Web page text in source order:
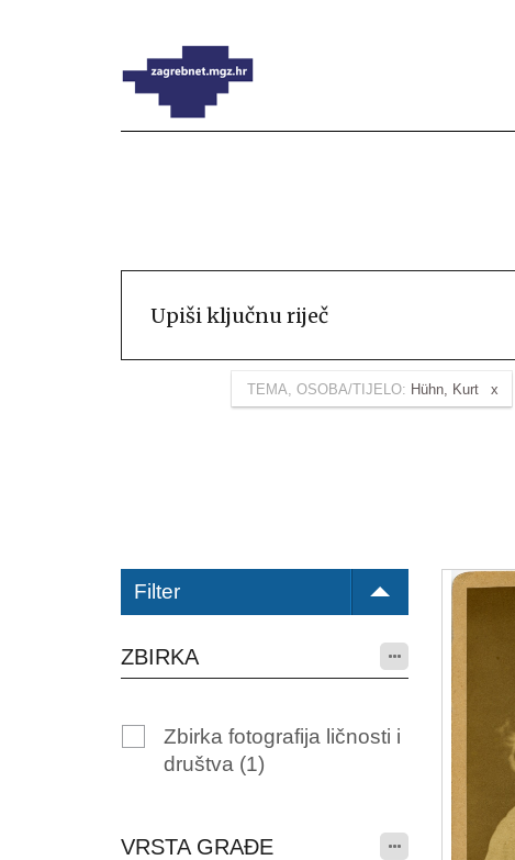
TEMA, OSOBA/TIJELO: Hühn, Kurt
Filter
ZBIRKA
Zbirka fotografija ličnosti i
društva (1)
VRSTA GRAĐE